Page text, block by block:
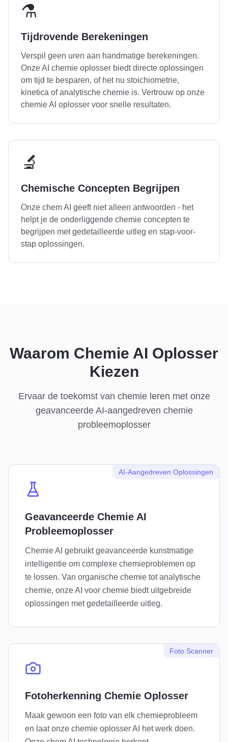
⚗️
Tijdrovende Berekeningen
Verspil geen uren aan handmatige berekeningen.
Onze AI chemie oplosser biedt directe oplossingen
om tijd te besparen, of het nu stoichiometrie,
kinetica of analytische chemie is. Vertrouw op onze
chemie AI oplosser voor snelle resultaten.
🔬
Chemische Concepten Begrijpen
Onze chem AI geeft niet alleen antwoorden - het
helpt je de onderliggende chemie concepten te
begrijpen met gedetailleerde uitleg en stap-voor-
stap oplossingen.
Waarom Chemie AI Oplosser
Kiezen
Ervaar de toekomst van chemie leren met onze
geavanceerde AI-aangedreven chemie
probleemoplosser
AI-Aangedreven Oplossingen
Geavanceerde Chemie AI
Probleemoplosser
Chemie AI gebruikt geavanceerde kunstmatige
intelligentie om complexe chemieproblemen op
te lossen. Van organische chemie tot analytische
chemie, onze AI voor chemie biedt uitgebreide
oplossingen met gedetailleerde uitleg.
Foto Scanner
Fotoherkenning Chemie Oplosser
Maak gewoon een foto van elk chemieprobleem
en laat onze chemie oplosser AI het werk doen.